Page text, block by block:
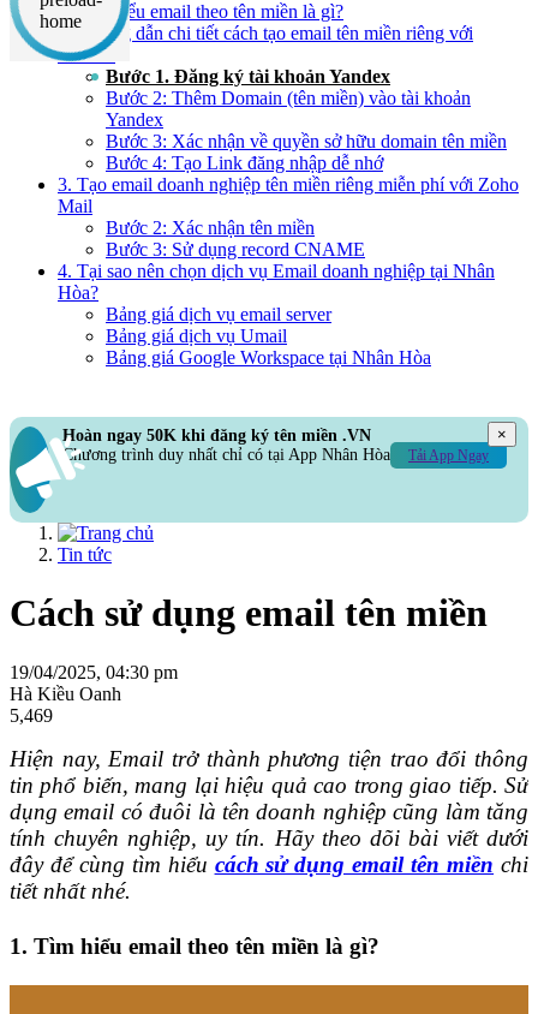
1. Tìm hiểu email theo tên miền là gì?
2. Hướng dẫn chi tiết cách tạo email tên miền riêng với
Yandex
Bước 1. Đăng ký tài khoản Yandex
Bước 2: Thêm Domain (tên miền) vào tài khoản
Yandex
Bước 3: Xác nhận về quyền sở hữu domain tên miền
Bước 4: Tạo Link đăng nhập dễ nhớ
3. Tạo email doanh nghiệp tên miền riêng miễn phí với Zoho
Mail
Bước 2: Xác nhận tên miền
Bước 3: Sử dụng record CNAME
4. Tại sao nên chọn dịch vụ Email doanh nghiệp tại Nhân
Hòa?
Bảng giá dịch vụ email server
Bảng giá dịch vụ Umail
Bảng giá Google Workspace tại Nhân Hòa
Hoàn ngay 50K khi đăng ký tên miền .VN
Chương trình duy nhất chỉ có tại App Nhân Hòa
Tải App Ngay
×
Tin tức
Cách sử dụng email tên miền
19/04/2025, 04:30 pm
Hà Kiều Oanh
5,469
Hiện nay, Email trở thành phương tiện trao đổi thông
tin phổ biến, mang lại hiệu quả cao trong giao tiếp. Sử
dụng email có đuôi là tên doanh nghiệp cũng làm tăng
tính chuyên nghiệp, uy tín. Hãy theo dõi bài viết dưới
đây để cùng tìm hiểu cách sử dụng email tên miền chi
tiết nhất nhé.
1. Tìm hiểu email theo tên miền là gì?